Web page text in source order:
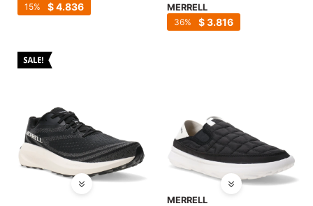
$4.836
15 MERRELL
$3.816
36
MERRELL